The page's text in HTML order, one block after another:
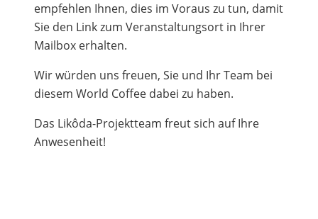
empfehlen Ihnen, dies im Voraus zu tun, damit
Sie den Link zum Veranstaltungsort in Ihrer
Mailbox erhalten.
Wir würden uns freuen, Sie und Ihr Team bei
diesem World Coffee dabei zu haben.
Das Likôda-Projektteam freut sich auf Ihre
Anwesenheit!